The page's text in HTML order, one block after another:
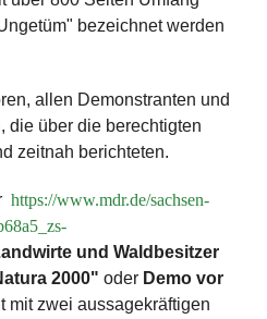
bezeichnet werden
allen Demonstranten und
die über die berechtigten
zeitnah berichteten.
https://www.mdr.de/sachsen-
und Waldbesitzer
2000" oder Demo vor
mit zwei aussagekräftigen